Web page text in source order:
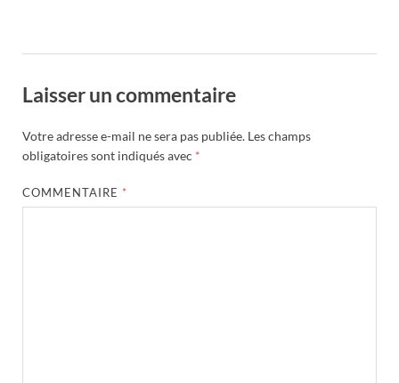
Laisser un commentaire
Votre adresse e-mail ne sera pas publiée. Les champs
obligatoires sont indiqués avec *
COMMENTAIRE *